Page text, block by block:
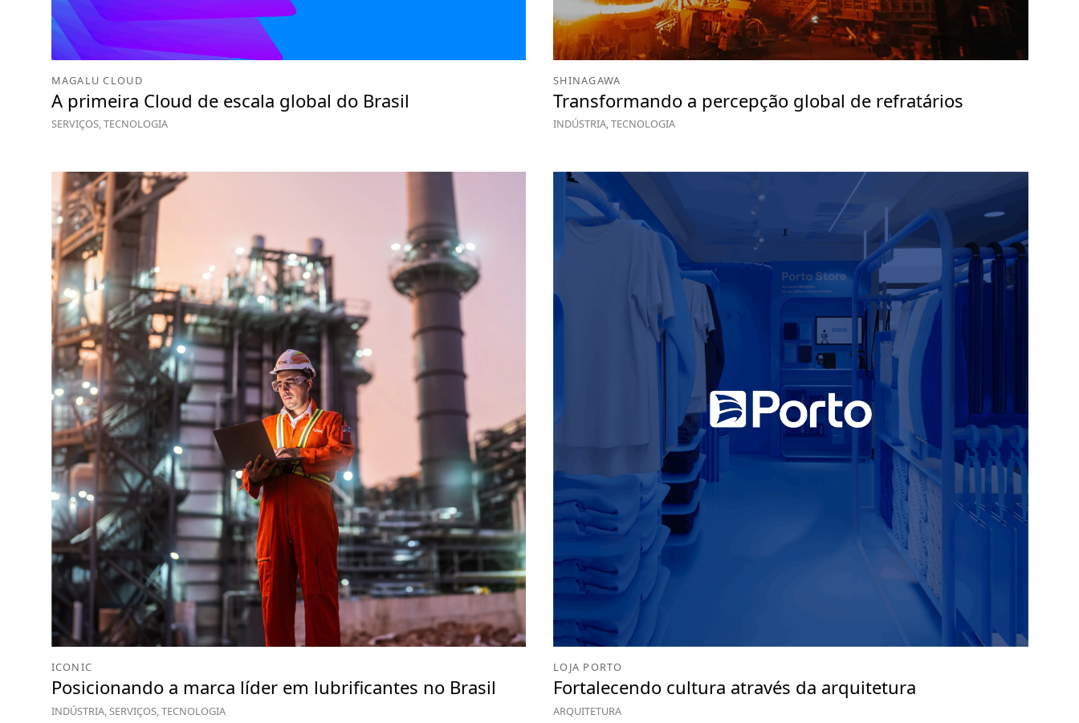
MAGALU CLOUD
A primeira Cloud de escala global do Brasil
SERVIÇOS, TECNOLOGIA
SHINAGAWA
Transformando a percepção global de refratários
INDÚSTRIA, TECNOLOGIA
ICONIC
Posicionando a marca líder em lubrificantes no Brasil
INDÚSTRIA, SERVIÇOS, TECNOLOGIA
LOJA PORTO
Fortalecendo cultura através da arquitetura
ARQUITETURA